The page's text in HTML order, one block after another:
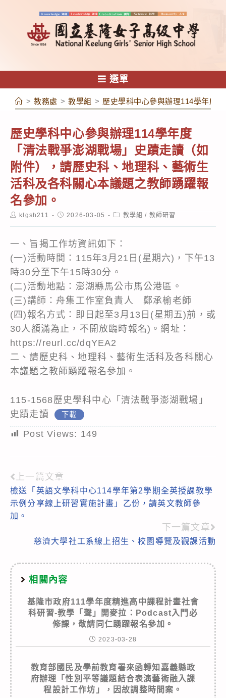
容
選單
> 教務處 > 教學組 > 歷史學科中心參與辦理114學年度
歷史學科中心參與辦理114學年度
「清法戰爭澎湖戰場」史蹟走讀（如
附件），請歷史科、地理科、藝術生
活科及各科關心本議題之教師踴躍報
名參加。
Postklgsh211
Post2026-03-05
Post教學組 / 教師研習
一、旨揭工作坊資訊如下：
(一)活動時間：115年3月21日(星期六)，下午13
時30分至下午15時30分。
(二)活動地點：澎湖縣馬公市馬公港區。
(三)講師：舟集工作室負責人 鄭承榆老師
(四)報名方式：即日起至3月13日(星期五)前，或
30人額滿為止，不開放臨時報名)。網址：
https://reurl.cc/dqYEA2
二、請歷史科、地理科、藝術生活科及各科關心
本議題之教師踴躍報名參加。
115-1568歷史學科中心「清法戰爭澎湖戰場」
史蹟走讀
下載
Post Views: 149
Read
more
articles
上一篇文章
檢送「英語文學科中心114學年第2學期全英授課教學
示例分享線上研習實施計畫」乙份，請英文教師參
加。
下一篇文章
慈濟大學社工系線上招生、校園導覽及觀課活動
相關內容
基隆市政府111學年度精進高中課程計畫社會
科研習-教學「聲」開麥拉：Podcast入門必
修課，敬請同仁踴躍報名參加。
2023-03-28
教育部國民及學前教育署來函轉知嘉義縣政
府辦理「性別平等議題結合表演藝術融入課
程設計工作坊」，因故調整時間案。